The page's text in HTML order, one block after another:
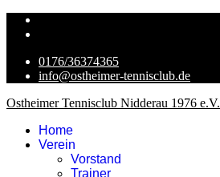
0176/36374365
info@ostheimer-tennisclub.de
Ostheimer Tennisclub Nidderau 1976 e.V.
Home
Verein
Vorstand
Trainer